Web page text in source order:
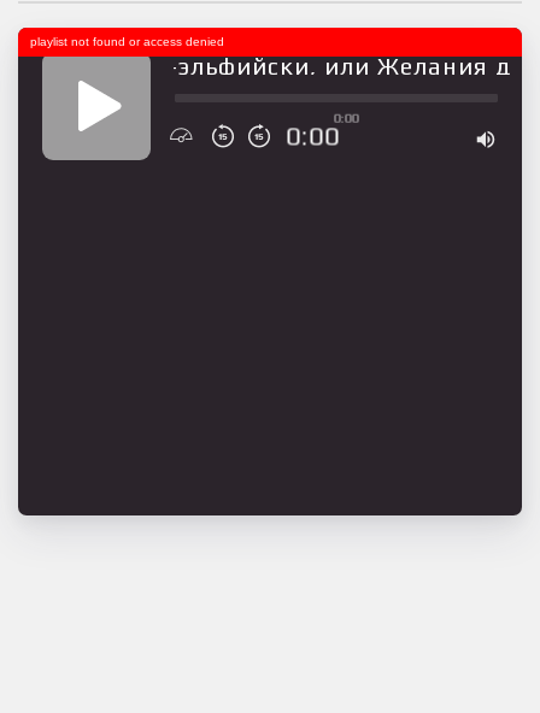
год по-эльфийски, или Желания
0:00
0:00
playlist not found or access denied